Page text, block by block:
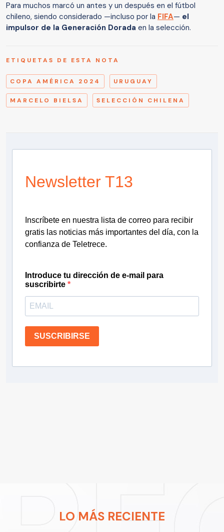
Para muchos marcó un antes y un después en el fútbol
chileno, siendo considerado —incluso por la FIFA— el
impulsor de la Generación Dorada en la selección.
ETIQUETAS DE ESTA NOTA
COPA AMÉRICA 2024 URUGUAY
MARCELO BIELSA SELECCIÓN CHILENA
Newsletter T13
Inscríbete en nuestra lista de correo para recibir
gratis las noticias más importantes del día, con la
confianza de Teletrece.
Introduce tu dirección de e-mail para
suscribirte
SUSCRIBIRSE
LO MÁS RECIENTE